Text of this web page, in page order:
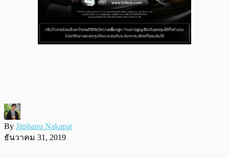
By Jitphanu Nakapat
ธันวาคม 31, 2019